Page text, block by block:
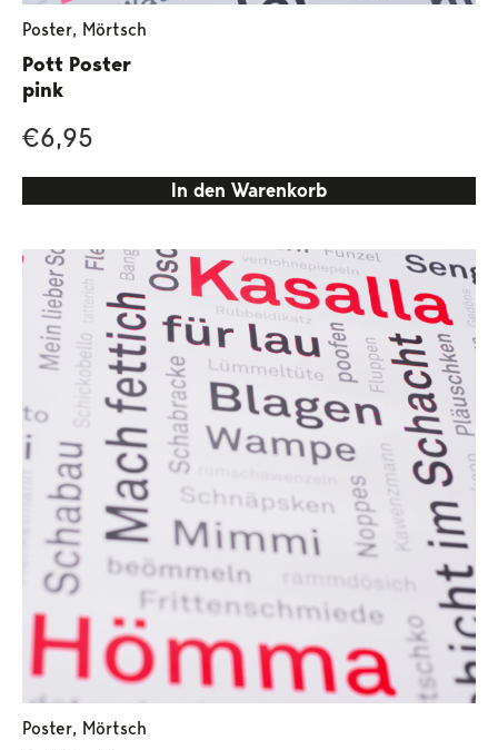
Poster, Mörtsch
Pott Poster
pink
€6,95
In den Warenkorb
Poster, Mörtsch